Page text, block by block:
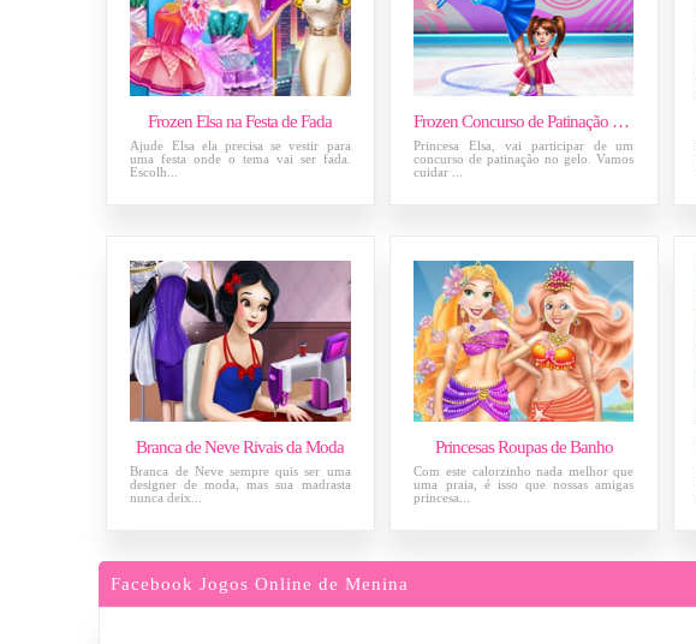
Frozen Elsa na Festa de Fada
Ajude Elsa ela precisa se vestir para
uma festa onde o tema vai ser fada.
Escolh...
Frozen Concurso de Patinação no Gelo
Princesa Elsa, vai participar de um
concurso de patinação no gelo. Vamos
cuidar ...
Branca de Neve Rivais da Moda
Branca de Neve sempre quis ser uma
designer de moda, mas sua madrasta
nunca deix...
Princesas Roupas de Banho
Com este calorzinho nada melhor que
uma praia, é isso que nossas amigas
princesa...
Facebook Jogos Online de Menina